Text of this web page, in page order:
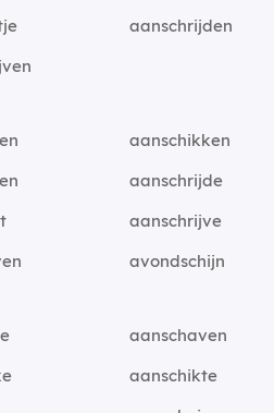
aanschrijden
aanschikken
aanschrijde
aanschrijve
avondschijn
aanschaven
aanschikte